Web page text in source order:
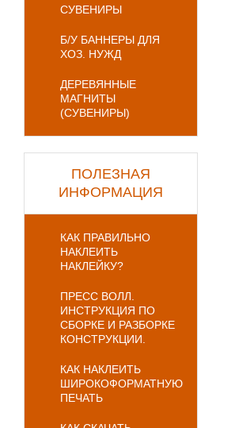
СУВЕНИРЫ
Б/У БАННЕРЫ ДЛЯ
ХОЗ. НУЖД
ДЕРЕВЯННЫЕ
МАГНИТЫ
(СУВЕНИРЫ)
ПОЛЕЗНАЯ
ИНФОРМАЦИЯ
КАК ПРАВИЛЬНО
НАКЛЕИТЬ
НАКЛЕЙКУ?
ПРЕСС ВОЛЛ.
ИНСТРУКЦИЯ ПО
СБОРКЕ И РАЗБОРКЕ
КОНСТРУКЦИИ.
КАК НАКЛЕИТЬ
ШИРОКОФОРМАТНУЮ
ПЕЧАТЬ